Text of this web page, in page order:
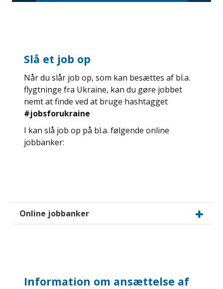
Slå et job op
Når du slår job op, som kan besættes af bl.a.
flygtninge fra Ukraine, kan du gøre jobbet
nemt at finde ved at bruge hashtagget
#jobsforukraine
I kan slå job op på bl.a. følgende online
jobbanker:
Online jobbanker
Information om ansættelse af